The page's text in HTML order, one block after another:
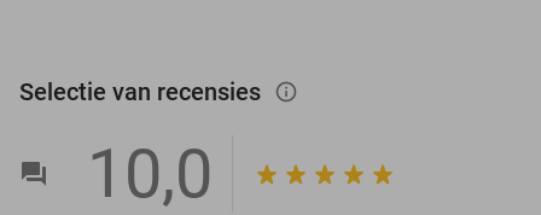
Selectie van recensies info_outlined
10,0